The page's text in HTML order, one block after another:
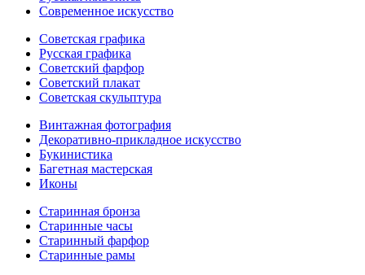
Современное искусство
Советская графика
Русская графика
Советский фарфор
Советский плакат
Советская скульптура
Винтажная фотография
Декоративно-прикладное искусство
Букинистика
Багетная мастерская
Иконы
Старинная бронза
Старинные часы
Старинный фарфор
Старинные рамы